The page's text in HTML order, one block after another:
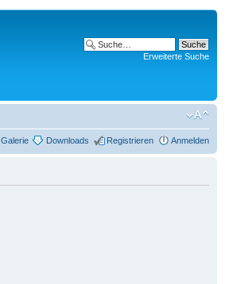
Erweiterte Suche
Galerie Downloads Registrieren Anmelden